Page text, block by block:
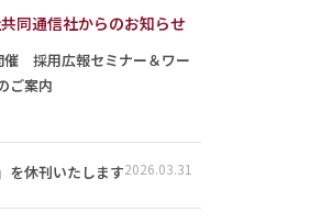
同通信社からのお知らせ
採用広報セミナー＆ワー
ご案内
を休刊いたします2026.03.31